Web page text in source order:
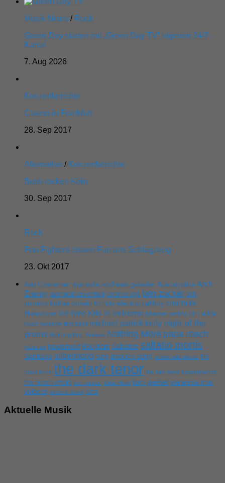
Musik-News / Rock
Green Day starten mit „Green Day TV“ eigenen 24/7-
Kanal
7. Aug 2026
Konzertberichte
Clueso in Frankfurt
28. Sep 2017
Alternative / Konzertberichte
Bush rocken Köln
30. Sep 2017
Rock
Foo Fighters lassen Fan ans Schlagzeug
23. Okt 2017
Alex Christensen alphaville andreas gabalier Apocalyptica Arch
Enemy avenged sevenfold beatrice egli ben zucker billy
andrews böhse onkelz DJ Bobo electric callboy emil bulls
Halestorm Ice Nine Kills in extremo johannes oerding kim wilde
kissin dynamite limp bizkit michael patrick kelly night of the
proms Nothing But Thieves Nothing More papa roach
peter fox powerwolf Rockharz Sabaton saltatio mortis
Santiano silbermond sing meinen song smash into pieces the
boss hoss the dark tenor the dark tenor konzertbericht
the hirsch effekt the rasmus Tokio Hotel tom gaebel vanessa mai
volbeat wincent weiss wirtz
Aktuelle Musik